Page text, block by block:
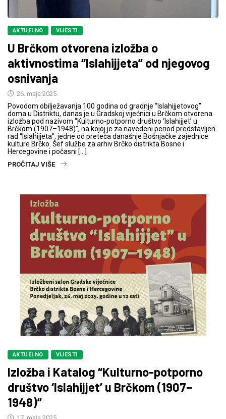
AKTUELNO VIJESTI
U Brčkom otvorena izložba o
aktivnostima “Islahijjeta” od njegovog
osnivanja
26. maja 2025.
Povodom obilježavanja 100 godina od gradnje “Islahijjetovog”
doma u Distriktu, danas je u Gradskoj vijećnici u Brčkom otvorena
izložba pod nazivom “Kulturno-potporno društvo ‘Islahijjet’ u
Brčkom (1907–1948)”, na kojoj je za navedeni period predstavljen
rad “Islahijjeta”, jedne od preteča današnje Bošnjačke zajednice
kulture Brčko. Šef službe za arhiv Brčko distrikta Bosne i
Hercegovine i počasni […]
PROČITAJ VIŠE
AKTUELNO VIJESTI
Izložba i Katalog “Kulturno-potporno
društvo ‘Islahijjet’ u Brčkom (1907–
1948)”